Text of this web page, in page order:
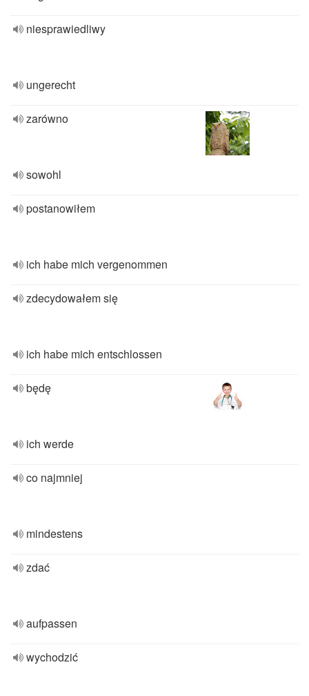
niesprawiedliwy
ungerecht
zarówno
sowohl
postanowiłem
ich habe mich vergenommen
zdecydowałem się
ich habe mich entschlossen
będę
ich werde
co najmniej
mindestens
zdać
aufpassen
wychodzić